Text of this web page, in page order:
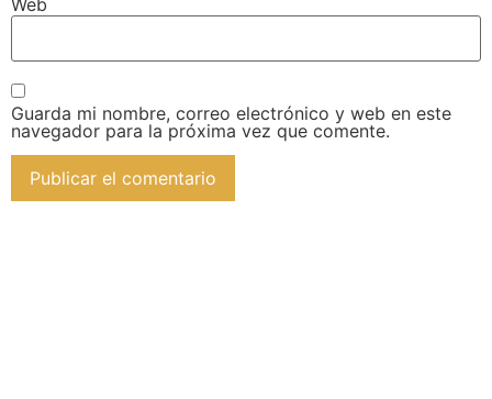
Guarda mi nombre, correo electrónico y web en este
navegador para la próxima vez que comente.